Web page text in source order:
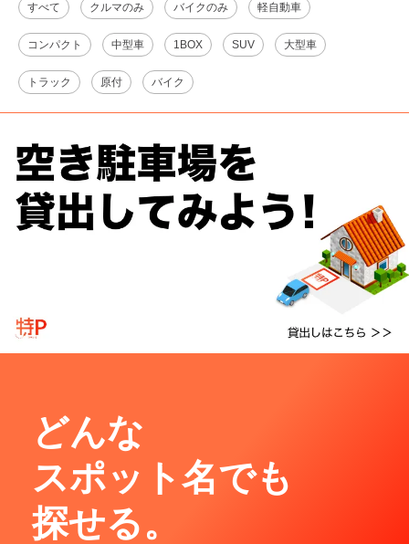
すべて クルマのみ バイクのみ 軽自動車
コンパクト 中型車 1BOX SUV 大型車
トラック 原付 バイク
どんな
スポット名でも
探せる。